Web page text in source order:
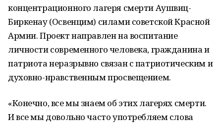
концентрационного лагеря смерти Аушвиц-
Биркенау (Освенцим) силами советской Красной
Армии. Проект направлен на воспитание
личности современного человека, гражданина и
патриота неразрывно связан с патриотическим и
духовно-нравственным просвещением.
«Конечно, все мы знаем об этих лагерях смерти.
И все мы довольно часто употребляем слова